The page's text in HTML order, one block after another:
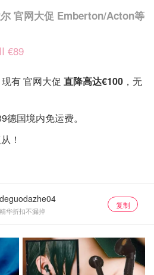
官网大促 Emberton/Acton等
€89
有 官网大促 直降高达€100 ，无
国境内免运费。
！
华折扣不漏掉
复制